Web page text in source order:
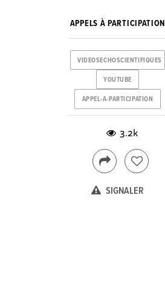
APPELS À PARTICIPATION
VIDEOSECHOSCIENTIFIQUES
YOUTUBE
APPEL-A-PARTICIPATION
3.2k
SIGNALER